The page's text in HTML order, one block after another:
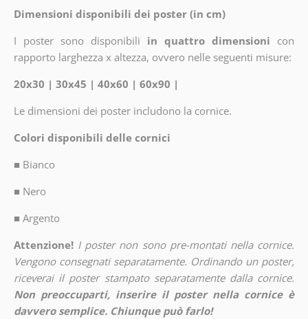
Dimensioni disponibili dei poster (in cm)
I poster sono disponibili in quattro dimensioni con
rapporto larghezza x altezza, ovvero nelle seguenti misure:
20x30 | 30x45 | 40x60 | 60x90 |
Le dimensioni dei poster includono la cornice.
Colori disponibili delle cornici
■ Bianco
■ Nero
■ Argento
Attenzione! I poster non sono pre-montati nella cornice.
Vengono consegnati separatamente. Ordinando un poster,
riceverai il poster stampato separatamente dalla cornice.
Non preoccuparti, inserire il poster nella cornice è
davvero semplice. Chiunque può farlo!